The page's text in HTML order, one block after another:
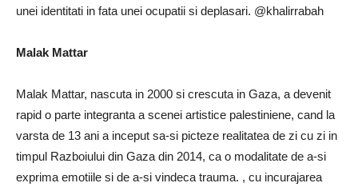
unei identitati in fata unei ocupatii si deplasari. @khalirrabah
Malak Mattar
Malak Mattar, nascuta in 2000 si crescuta in Gaza, a devenit
rapid o parte integranta a scenei artistice palestiniene, cand la
varsta de 13 ani a inceput sa-si picteze realitatea de zi cu zi in
timpul Razboiului din Gaza din 2014, ca o modalitate de a-si
exprima emotiile si de a-si vindeca trauma. , cu incurajarea